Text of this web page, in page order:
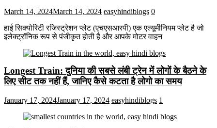
March 14, 2024March 14, 2024 easyhindiblogs 0
हाई सिक्योरिटी रजिस्ट्रेशन प्लेट (एचएसआरपी) एक एल्यूमीनियम प्लेट है जो
इलेक्ट्रॉनिक रूप से पंजीकृत होती है और आपके मोटर वाहन
Longest Train: दुनिया की सबसे लंबी ट्रेन में लोगों के बैठने के
लिए सीट तक ​​नहीं हैं, जानिए कैसे कटता है लोगो का समय
January 17, 2024January 17, 2024 easyhindiblogs 1